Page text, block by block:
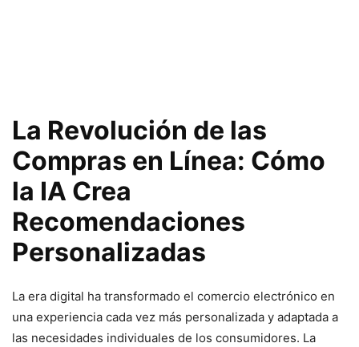
La Revolución de las
Compras en Línea: Cómo
la IA Crea
Recomendaciones
Personalizadas
La era digital ha transformado el comercio electrónico en
una experiencia cada vez más personalizada y adaptada a
las necesidades individuales de los consumidores. La